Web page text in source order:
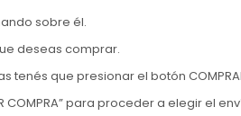
sobre él.
deseas comprar.
que presionar el botón
COMPRA” para proceder a elegir el